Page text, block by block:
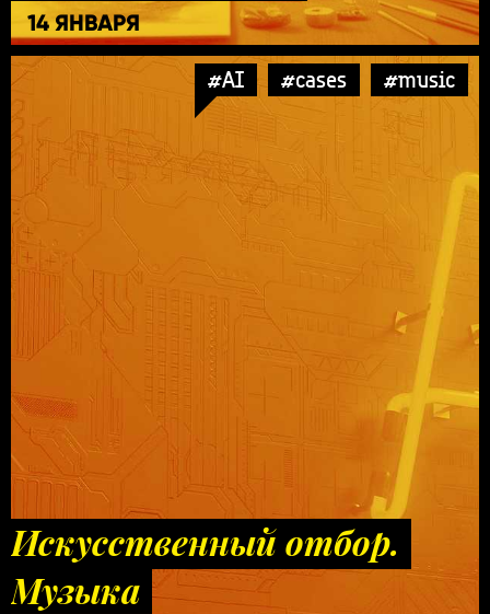
14 ЯНВАРЯ
#AI #cases #music
Искусственный отбор.
Музыка